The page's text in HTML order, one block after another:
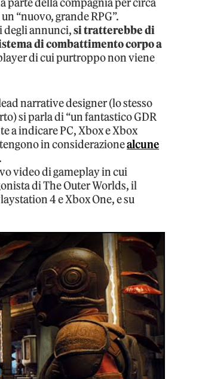
“nuovo, grande RPG”.
degli annunci,si tratterebbe di
di combattimento corpo a
di cui purtroppo non viene
narrative designer (lo stesso
si parla di “un fantastico GDR
a indicare PC, Xbox e Xbox
in considerazionealcune
.
video di gameplay in cui
di The Outer Worlds, il
4 e Xbox One, e su